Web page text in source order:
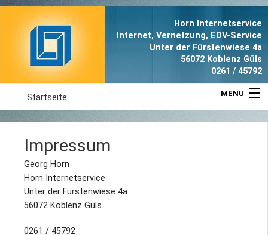
Horn Internetservice
Internet, Vernetzung, EDV-Service
Unter der Fürstenwiese 4a
56072 Koblenz Güls
0261 / 45792
MENU
Startseite
Leistungen
Referenzen
Impressum
Georg Horn
Horn Internetservice
Unter der Fürstenwiese 4a
56072 Koblenz Güls
0261 / 45792